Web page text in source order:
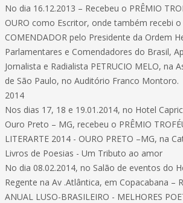
No dia 16.12.2013 – Recebeu o PRÊMIO
OURO como Escritor, onde também recebi
COMENDADOR pelo Presidente da Ordem
Parlamentares e Comendadores do Brasil,
Jornalista e Radialista PETRUCIO MELO, na
de São Paulo, no Auditório Franco Montoro.
2014
Nos dias 17, 18 e 19.01.2014, no Hotel
Ouro Preto – MG, recebeu o PRÊMIO
LITERARTE 2014 - OURO PRETO –MG, na
Livros de Poesias - Um Tributo ao amor
No dia 08.02.2014, no Salão de eventos do
Regente na Av .Atlântica, em Copacabana –
ANUAL LUSO-BRASILEIRO - MELHORES